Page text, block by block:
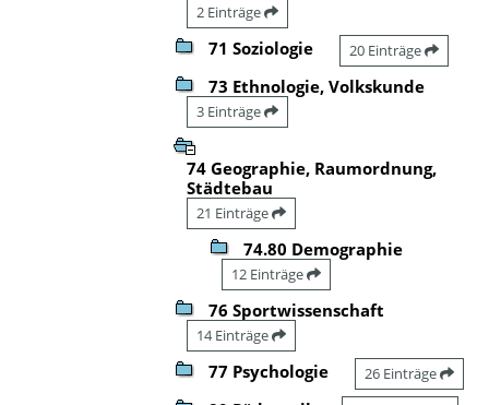
2 Einträge
71 Soziologie 20 Einträge
73 Ethnologie, Volkskunde
3 Einträge
74 Geographie, Raumordnung,
Städtebau
21 Einträge
74.80 Demographie
12 Einträge
76 Sportwissenschaft
14 Einträge
77 Psychologie 26 Einträge